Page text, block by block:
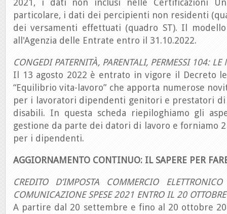
2021, i dati non inclusi nelle Certificazioni
particolare, i dati dei percipienti non residenti
dei versamenti effettuati (quadro ST). Il
all'Agenzia delle Entrate entro il 31.10.2022.
CONGEDI PATERNITÀ, PARENTALI, PERMESSI 104: LE
Il 13 agosto 2022 è entrato in vigore il Decreto
“Equilibrio vita-lavoro” che apporta numerose
per i lavoratori dipendenti genitori e prestatori di
disabili. In questa scheda riepiloghiamo gli
gestione da parte dei datori di lavoro e forniamo
per i dipendenti.
AGGIORNAMENTO CONTINUO: IL SAPERE PER
CREDITO D’IMPOSTA COMMERCIO
COMUNICAZIONE SPESE 2021 ENTRO IL 20 OTTOBRE
A partire dal 20 settembre e fino al 20 ottobre